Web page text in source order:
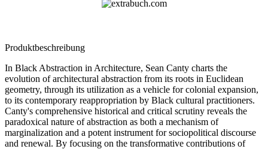
Produktbeschreibung
In Black Abstraction in Architecture, Sean Canty charts the
evolution of architectural abstraction from its roots in Euclidean
geometry, through its utilization as a vehicle for colonial expansion,
to its contemporary reappropriation by Black cultural practitioners.
Canty's comprehensive historical and critical scrutiny reveals the
paradoxical nature of abstraction as both a mechanism of
marginalization and a potent instrument for sociopolitical discourse
and renewal. By focusing on the transformative contributions of